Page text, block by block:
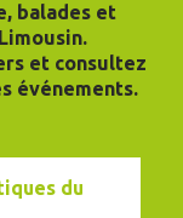
balades et
et consultez
événements.
du